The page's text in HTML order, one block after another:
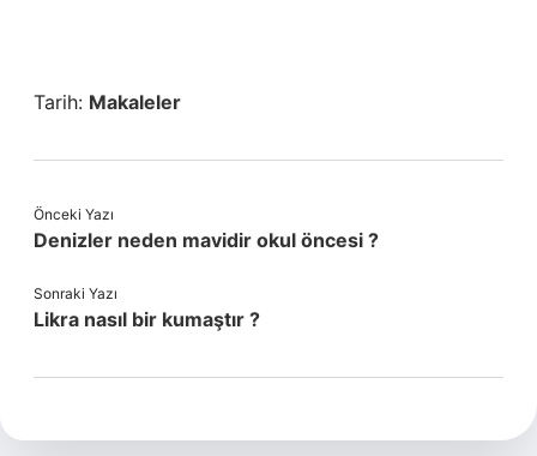
Tarih: Makaleler
Önceki Yazı
Denizler neden mavidir okul öncesi ?
Sonraki Yazı
Likra nasıl bir kumaştır ?